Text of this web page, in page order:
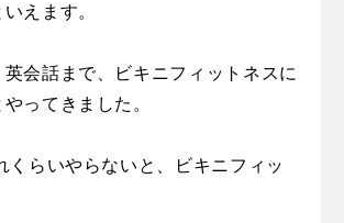
えます。
会話まで、ビキニフィットネスに
ってきました。
らいやらないと、ビキニフィッ